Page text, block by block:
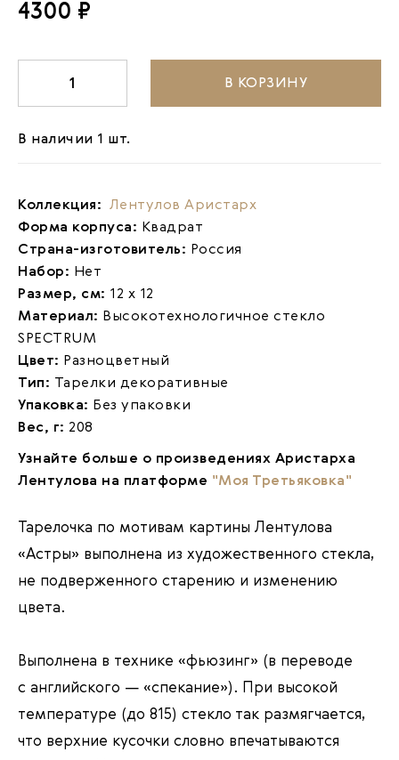
4300 ₽
1 В КОРЗИНУ
В наличии 1 шт.
Коллекция: Лентулов Аристарх
Форма корпуса: Квадрат
Страна-изготовитель: Россия
Набор: Нет
Размер, см: 12 х 12
Материал: Высокотехнологичное стекло
SPECTRUM
Цвет: Разноцветный
Тип: Тарелки декоративные
Упаковка: Без упаковки
Вес, г: 208
Узнайте больше о произведениях Аристарха
Лентулова на платформе "Моя Третьяковка"
Тарелочка по мотивам картины Лентулова
«Астры» выполнена из художественного стекла,
не подверженного старению и изменению
цвета.
Выполнена в технике «фьюзинг» (в переводе
с английского — «спекание»). При высокой
температуре (до 815) стекло так размягчается,
что верхние кусочки словно впечатываются